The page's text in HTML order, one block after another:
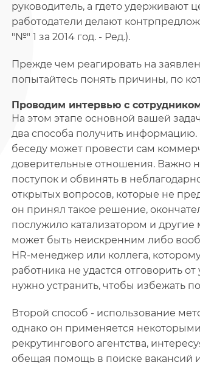
руководитель, а гдето удерживают
работодатели делают
"№" 1 за 2014 год. - Ред.).
Прежде чем реагировать на
попытайтесь понять причины, по
Проводим интервью с
На этом этапе основной вашей
два способа получить
беседу может провести сам
доверительные отношения. Важно
поступок и обвинять в
открытых вопросов, которые не
он принял такое решение,
послужило катализатором и
может быть неискренним либо
HR-менеджер или коллега,
работника не удастся отговорить
нужно устранить, чтобы избежать
Второй способ - использование
однако он применяется
рекрутингового агентства,
обещая помощь в поиске вакансий